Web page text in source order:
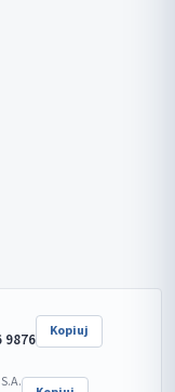
9876 Kopiuj